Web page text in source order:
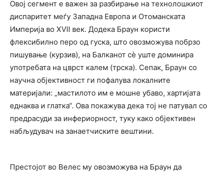
Овој сегмент е важен за разбирање на технолошкиот
диспаритет меѓу Западна Европа и Отоманската
Империја во XVII век. Додека Браун користи
флексибилно перо од гуска, што овозможува побрзо
пишување (курзив), на Балканот сè уште доминира
употребата на цврст калем (трска). Сепак, Браун со
научна објективност ги пофалува локалните
материјали: „мастилото им е мошне убаво, хартијата
еднаква и глатка“. Ова покажува дека тој не патувал со
предрасуди за инфериорност, туку како објективен
набљудувач на занаетчиските вештини.
Престојот во Велес му овозможува на Браун да